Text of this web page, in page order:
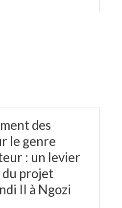
des
le genre
: un levier
projet
II à Ngozi